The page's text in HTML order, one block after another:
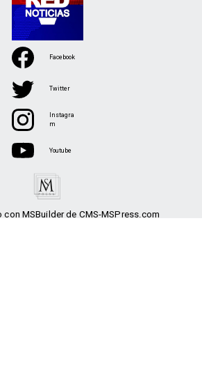
MSBuilder de CMS-MSPress.com
Facebook
Twitter
Instagra
m
Youtube